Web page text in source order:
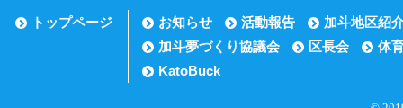
トップページ お知らせ 活動報告
加斗地区紹
加斗夢づくり協議会
区長会
体
KatoBuck